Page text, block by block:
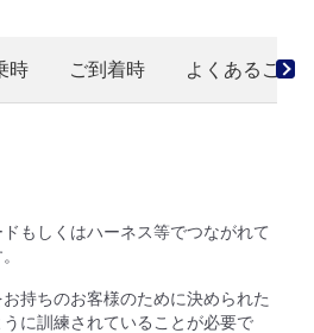
時 ご到着時 よくあるご質
もしくはハーネス等でつながれて
持ちのお客様のために決められた
に訓練されていることが必要で